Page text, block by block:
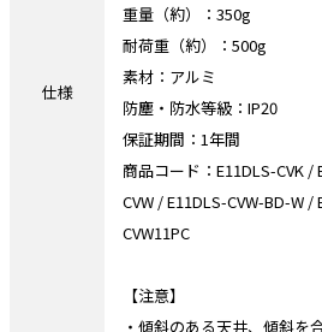
仕様
重量（約）：350g
耐荷重（約）：500g
素材：アルミ
防塵・防水等級：IP20
保証期間：1年間
商品コード：E11DLS-CVK /
CVW / E11DLS-CVW-BD-W /
CVW11PC
【注意】
・傾斜のある天井、傾斜を